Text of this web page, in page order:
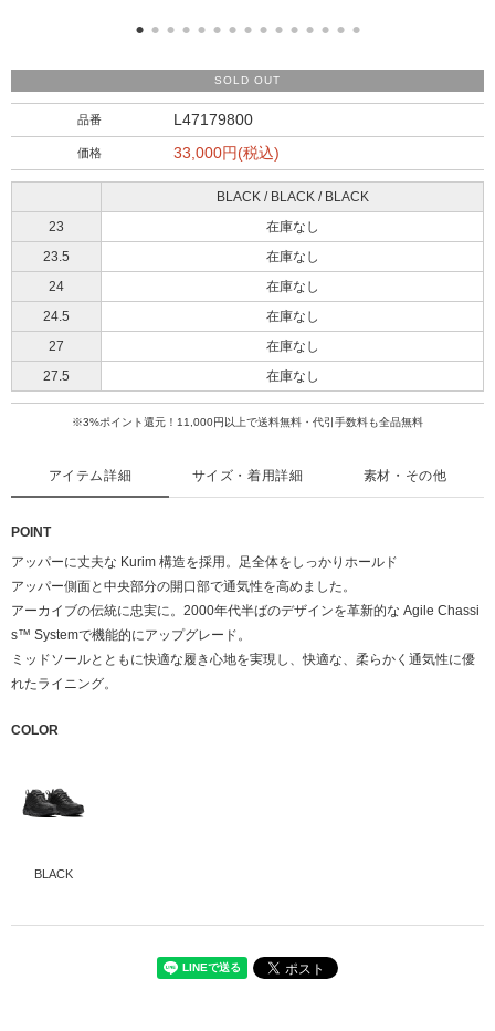
SOLD OUT
品番 L47179800
価格 33,000円(税込)
BLACK / BLACK / BLACK
23
在庫なし
23.5
在庫なし
24
在庫なし
24.5
在庫なし
27
在庫なし
27.5
在庫なし
※3%ポイント還元！11,000円以上で送料無料・代引手数料も全品無料
アイテム詳細
POINT
アッパーに丈夫な Kurim 構造を採用。足全体をしっかりホールド
アッパー側面と中央部分の開口部で通気性を高めました。
アーカイブの伝統に忠実に。2000年代半ばのデザインを革新的な Agile Chassi
s™ Systemで機能的にアップグレード。
ミッドソールとともに快適な履き心地を実現し、快適な、柔らかく通気性に優
れたライニング。
COLOR
BLACK
サイズ・着用詳細 素材・その他